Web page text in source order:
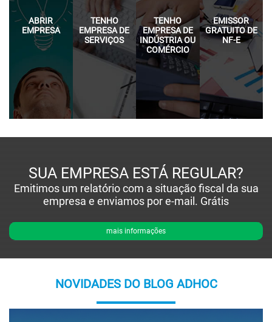
ABRIR
EMPRESA
TENHO
EMPRESA DE
SERVIÇOS
TENHO
EMPRESA DE
INDÚSTRIA OU
COMÉRCIO
EMISSOR
GRATUITO DE
NF-E
SUA EMPRESA ESTÁ REGULAR?
Emitimos um relatório com a situação fiscal da sua
empresa e enviamos por e-mail. Grátis
mais informações
NOVIDADES DO BLOG ADHOC